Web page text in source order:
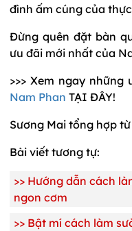
đình ấm cúng của
Đừng quên đặt bàn
ưu đãi mới nhất của
>>> Xem ngay
Nam Phan TẠI ĐÂY!
Sương Mai tổng hợp
Bài viết tương tự:
>> Hướng dẫn cách
ngon cơm
>> Bật mí cách làm